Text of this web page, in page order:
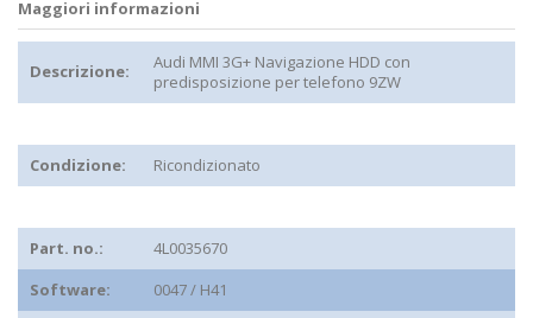
Maggiori informazioni
Descrizione:
Audi MMI 3G+ Navigazione HDD con
predisposizione per telefono 9ZW
Condizione: Ricondizionato
Part. no.:
4L0035670
Software:
0047 / H41